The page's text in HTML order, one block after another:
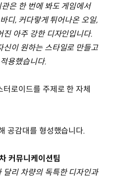
은 한 번에 봐도 게임에서
디, 커다랗게 튀어나온 오일,
아주 강한 디자인입니다.
이 원하는 스타일로 만들고
용했습니다.
로이드를 주제로 한 자체
공감대를 형성했습니다.
커뮤니케이션팀
달리 차량의 독특한 디자인과